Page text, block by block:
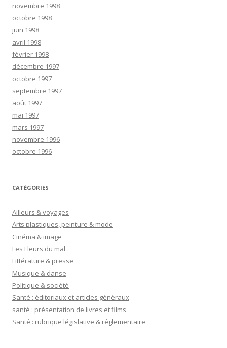
novembre 1998
octobre 1998
juin 1998
avril 1998
février 1998
décembre 1997
octobre 1997
septembre 1997
août 1997
mai 1997
mars 1997
novembre 1996
octobre 1996
CATÉGORIES
Ailleurs & voyages
Arts plastiques, peinture & mode
Cinéma & image
Les Fleurs du mal
Littérature & presse
Musique & danse
Politique & société
Santé : éditoriaux et articles généraux
santé : présentation de livres et films
Santé : rubrique législative & réglementaire